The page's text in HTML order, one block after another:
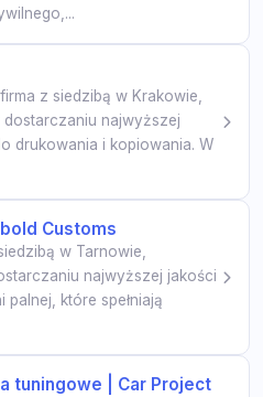
z siedzibą w Krakowie,
najwyższej
drukowania i kopiowania. W
Customs
w Tarnowie,
najwyższej jakości
które spełniają
tuningowe | Car Project